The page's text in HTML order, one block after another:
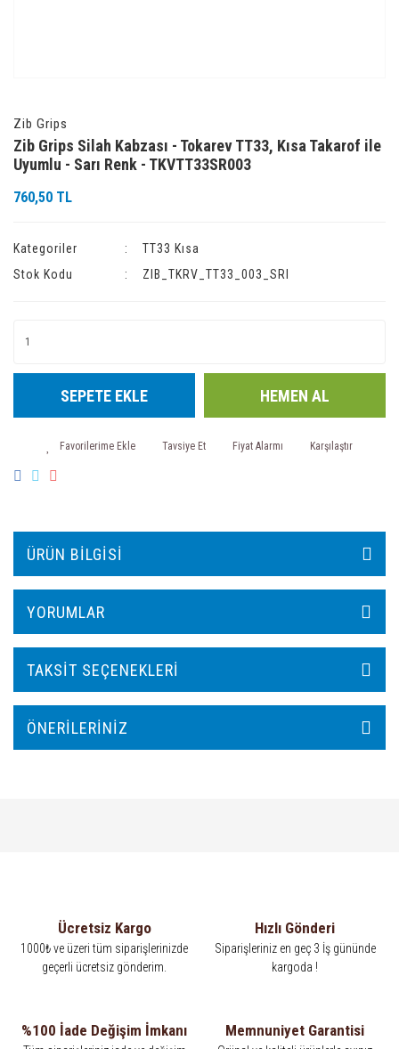
Zib Grips
Zib Grips Silah Kabzası - Tokarev TT33, Kısa Takarof ile
Uyumlu - Sarı Renk - TKVTT33SR003
760,50 TL
Kategoriler
TT33 Kısa
Stok Kodu
ZIB_TKRV_TT33_003_SRI
SEPETE EKLE HEMEN AL
Tavsiye Et Fiyat Alarmı Karşılaştır
ÜRÜN BILGISI
YORUMLAR
TAKSIT SEÇENEKLERI
ÖNERILERINIZ
Ücretsiz Kargo
1000₺ ve üzeri tüm siparişlerinizde
geçerli ücretsiz gönderim.
Hızlı Gönderi
Siparişleriniz en geç 3 İş gününde
kargoda !
%100 İade Değişim İmkanı Memnuniyet Garantisi